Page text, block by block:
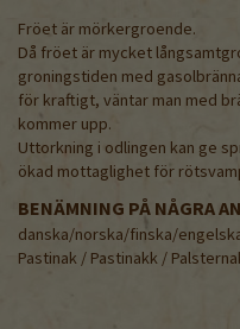
Fröet är mörkergroende.
Då fröet är mycket
groningstiden med
för kraftigt, väntar man med
kommer upp.
Uttorkning i odlingen kan ge
ökad mottaglighet för
BENÄMNING PÅ NÅGRA
danska/norska/finska/
Pastinak / Pastinakk /